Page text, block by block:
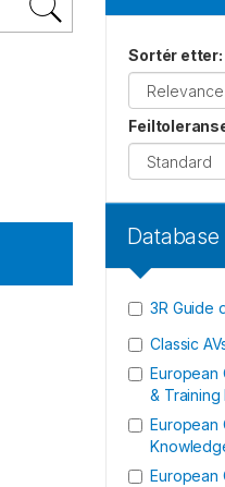
Sortér etter:
Database
3R Guide
Classic
European
&
European
European